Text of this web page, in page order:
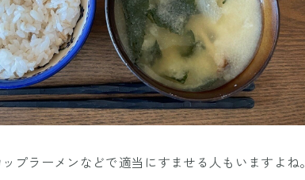
プラーメンなどで適当にすませる人もいますよね。